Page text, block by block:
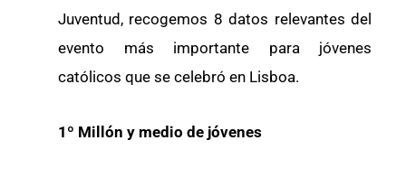
Juventud, recogemos 8 datos relevantes del
evento más importante para jóvenes
católicos que se celebró en Lisboa.
1º Millón y medio de jóvenes